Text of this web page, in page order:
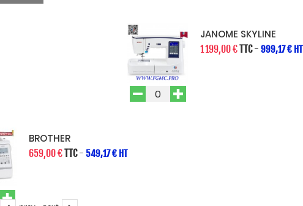
JANOME SKYLINE
1 199,00 €TTC- 999,17 € HT
BROTHER
659,00 €TTC- 549,17 € HT